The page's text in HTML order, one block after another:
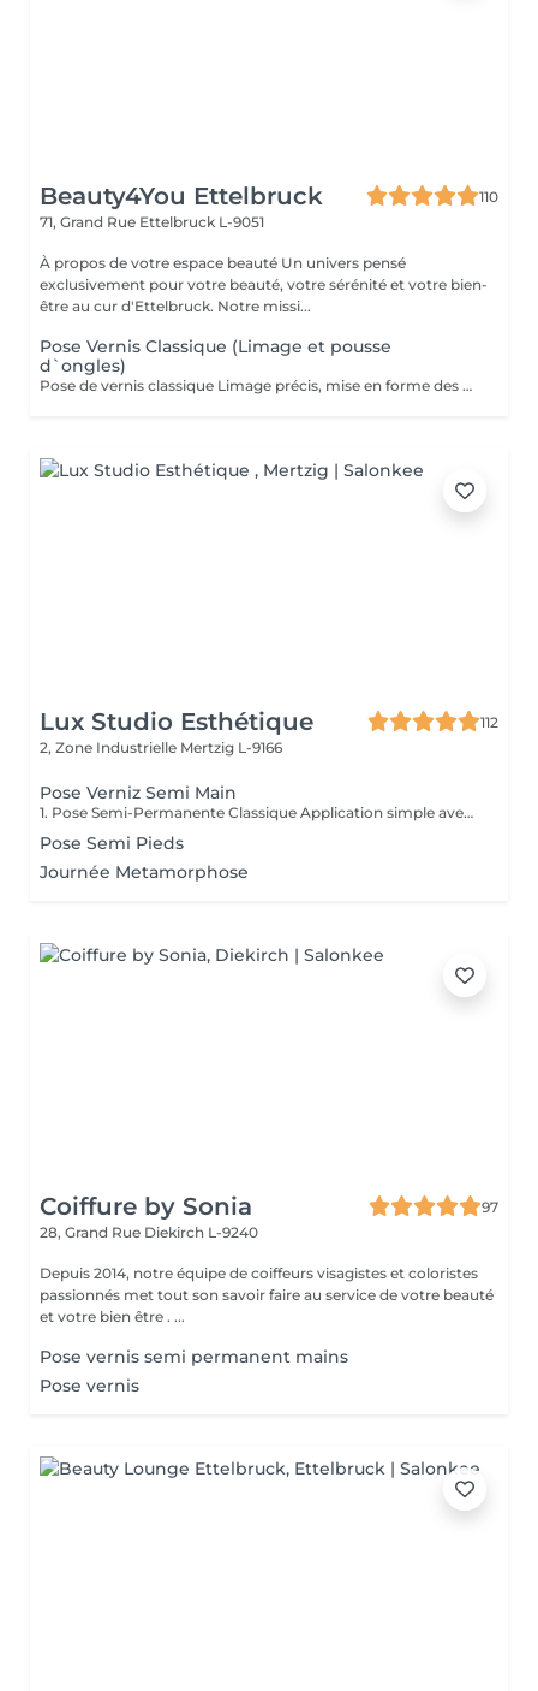
Beauty4You Ettelbruck
110
71, Grand Rue Ettelbruck L-9051
À propos de votre espace beauté Un univers pensé
exclusivement pour votre beauté, votre sérénité et votre bien-
être au cur d'Ettelbruck. Notre missi...
Pose Vernis Classique (Limage et pousse
d`ongles)
Pose de vernis classique Limage précis, mise en forme des ongles et application de vernis classique. L'option idéale pour des ongles soignés e impeccables en un clin d'il. (Note : Ce soin n'inclut pas le travail des cuticules).
Lux Studio Esthétique
112
2, Zone Industrielle Mertzig L-9166
Pose Verniz Semi Main
1. Pose Semi-Permanente Classique Application simple avec une fine couche de base. Idéale pour celles qui souhaitent de la couleur, de la brillance et un léger renfort. Tenue moyenne 2 semaines. 2. Pose Semi + Renfort Combinaison d'une base classique avec une couche de renfort. Offre une meilleure résistance que le semi-permanent classique, parfaite pour les ongles naturels. Moyenne Tenue de 2 à 3 semaines. 3. Pose Semi + Fiber Ultra Base classique combinée à un gel enrichi en fibres, idéale pour les ongles fragiles ou nécessitant un renforcement supplémentaire. Tenue Moyenne 3 à 4 semaines.
Pose Semi Pieds
Journée Metamorphose
Coiffure by Sonia
97
28, Grand Rue Diekirch L-9240
Depuis 2014, notre équipe de coiffeurs visagistes et coloristes
passionnés met tout son savoir faire au service de votre beauté
et votre bien être . ...
Pose vernis semi permanent mains
Pose vernis